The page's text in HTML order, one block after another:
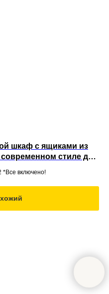
шкаф с ящиками из
стиле для
*Все включено!